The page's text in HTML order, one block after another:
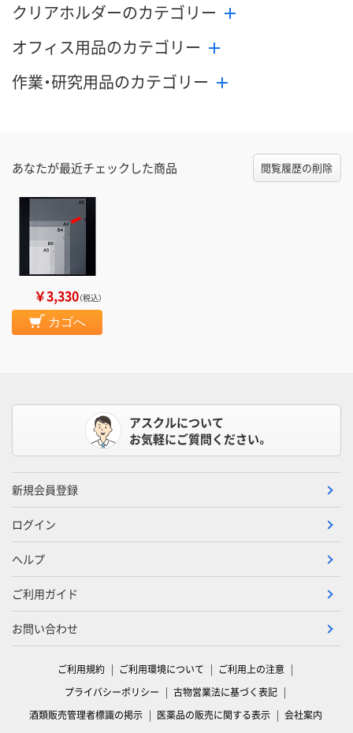
クリアホルダーのカテゴリー
オフィス用品のカテゴリー
作業・研究用品のカテゴリー
あなたが最近チェックした商品 閲覧履歴の削除
￥3,330（税込）
カゴへ
アスクルについて
お気軽にご質問ください。
新規会員登録
ログイン
ヘルプ
ご利用ガイド
お問い合わせ
ご利用規約 ご利用環境について
ご利用上の注意
プライバシーポリシー
古物営業法に基づく表記
酒類販売管理者標識の掲示
医薬品の販売に関する表示 会社案内